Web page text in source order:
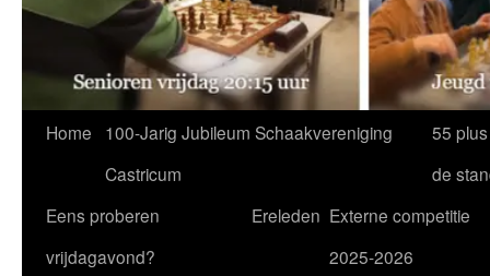
Home
100-Jarig Jubileum Schaakvereniging
Castricum
55
de
Eens proberen
vrijdagavond?
Ereleden Externe competitie
2025-2026